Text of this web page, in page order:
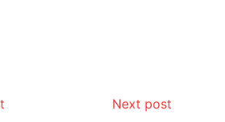
Next post